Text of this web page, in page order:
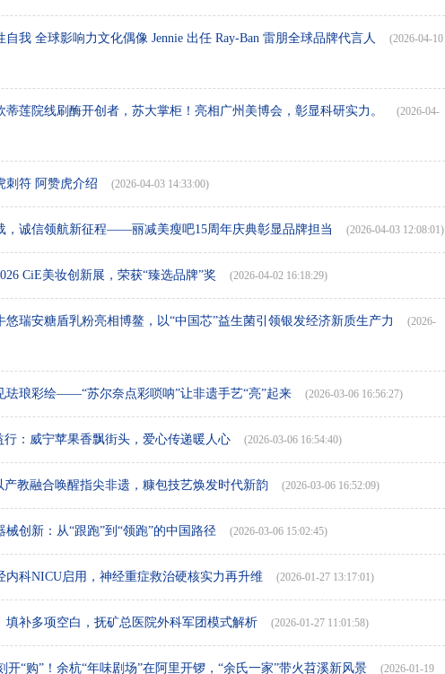
自我 全球影响力文化偶像 Jennie 出任 Ray-Ban 雷朋全球品牌代言人 (2026-04-10
蒂莲院线刷酶开创者，苏大掌柜！亮相广州美博会，彰显科研实力。 (2026-04-
刺符 阿赞虎介绍 (2026-04-03 14:33:00)
，诚信领航新征程——丽减美瘦吧15周年庆典彰显品牌担当 (2026-04-03 12:08:01)
CiE美妆创新展，荣获“臻选品牌”奖 (2026-04-02 16:18:29)
悠瑞安糖盾乳粉亮相博鳌，以“中国芯”益生菌引领银发经济新质生产力 (2026-
珐琅彩绘——“苏尔奈点彩唢呐”让非遗手艺“亮”起来 (2026-03-06 16:56:27)
行：威宁苹果香飘街头，爱心传递暖人心 (2026-03-06 16:54:40)
产教融合唤醒指尖非遗，糠包技艺焕发时代新韵 (2026-03-06 16:52:09)
械创新：从“跟跑”到“领跑”的中国路径 (2026-03-06 15:02:45)
内科NICU启用，神经重症救治硬核实力再升维 (2026-01-27 13:17:01)
填补多项空白，抚矿总医院外科军团模式解析 (2026-01-27 11:01:58)
开“购”！余杭“年味剧场”在阿里开锣，“余氏一家”带火苕溪新风景 (2026-01-19